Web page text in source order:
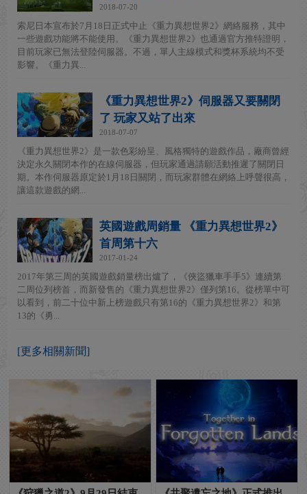
2018-07-20
索尼日本宣布於7月18日正式中止《重力異想世界2》網絡服務，其中
一些遊戲功能將不能使用。《重力異想世界2》也通過官方推特證明，
目前玩家已無法登陸伺服器。不過，單人主線模式和獎杯系統均不受
影響。《重力異...
《重力異想世界2》伺服器又要關閉
了 玩家又站了出來
2018-07-07
《重力異想世界2》是一款色彩紛呈、風格獨特的遊戲作品，廠商曾經
決定永久關閉本作的在線伺服器，但玩家通過請願活動推遲了關閉日
期。本作伺服器原定於1月18日關閉，而玩家群體在網絡上呼聲很高，
讓這款遊戲的網...
英國遊戲周銷量 《重力異想世界2》
首周第十六
2017-01-24
2017年第三周的英國遊戲銷量榜出爐了，《俠盜獵車手手5》連續第
二周位列榜首，而新發售的《重力異想世界2》僅列第16。從榜單中可
以看到，前二十位中新上榜遊戲只有第16的《重力異想世界2》和第
13的《勇...
[更多相關新聞]